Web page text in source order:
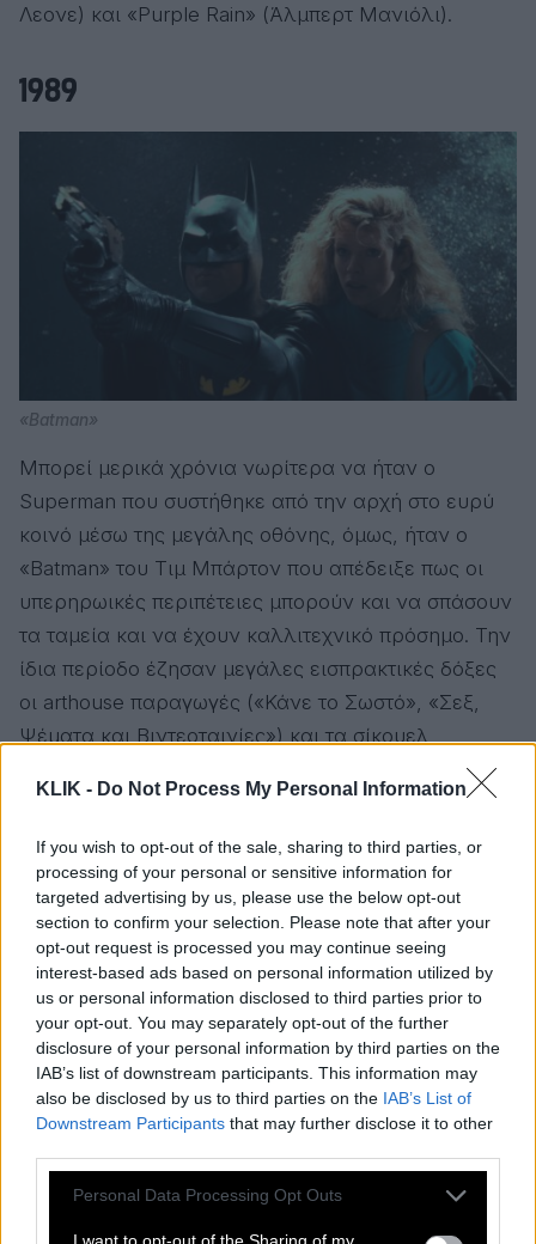
KLIK - Do Not Process My Personal Information
If you wish to opt-out of the sale, sharing to third parties, or
processing of your personal or sensitive information for
targeted advertising by us, please use the below opt-out
section to confirm your selection. Please note that after your
opt-out request is processed you may continue seeing
interest-based ads based on personal information utilized by
us or personal information disclosed to third parties prior to
your opt-out. You may separately opt-out of the further
disclosure of your personal information by third parties on the
IAB’s list of downstream participants. This information may
also be disclosed by us to third parties on the IAB’s List of
Downstream Participants that may further disclose it to other
Please note that this website/app uses one or more Google
not limited to your visit or usage behaviour. You may click to
Personal Data Processing Opt Outs
I want to opt-out of the Sharing of my
Λεονε) και «Purple Rain» (Άλμπερτ Μανιόλι).
1989
«Batman»
Μπορεί μερικά χρόνια νωρίτερα να ήταν ο
Superman που συστήθηκε από την αρχή στο ευρύ
κοινό μέσω της μεγάλης οθόνης, όμως, ήταν ο
«Batman» του Τιμ Μπάρτον που απέδειξε πως οι
υπερηρωικές περιπέτειες μπορούν και να σπάσουν
τα ταμεία και να έχουν καλλιτεχνικό πρόσημο. Την
ίδια περίοδο έζησαν μεγάλες εισπρακτικές δόξες
οι arthouse παραγωγές («Κάνε το Σωστό», «Σεξ,
Ψέματα και Βιντεοταινίες») και τα σίκουελ
Τελευταία Σταυροφορία», «Φονικό Όπλο 2»), ενώ
ο «Κύκλος των Χαμένων Ποιητών» γαλούχησε μια
ολόκληρη γενιά στο ρομαντισμό, όπως το «Όταν ο
Χάρι Γνώρισε τη Σάλι» (Ρομπ Ράινερ) απέδειξε σε
όλους πόσο εύκολο είναι να προσποιηθείς ένα
οργασμό.
Διαβάστε επίσης
CINEMA
Οι 30 καλύτερες ρομαντικές
κωμωδίες όλων των εποχών